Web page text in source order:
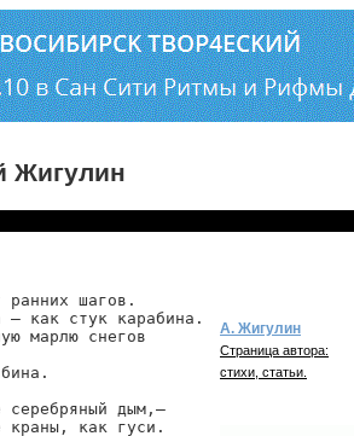
Жигулин
ранних шагов.
— как стук карабина.
марлю снегов
дым,—
краны, как гуси.
А. Жигулин
Страница автора:
стихи, статьи.